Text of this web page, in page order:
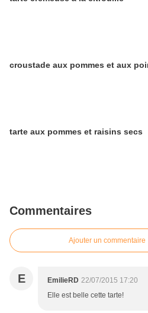
croustade aux pommes et aux
tarte aux pommes et raisins secs
Commentaires
Ajouter un commentaire
E EmilieRD 22/07/2015 17:20
Elle est belle cette tarte!